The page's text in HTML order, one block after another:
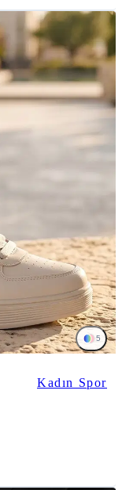
5
Kadın Spor